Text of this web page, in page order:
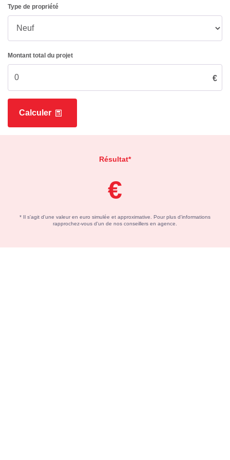
Type de propriété
Montant total du projet
€
Calculer
Résultat*
€
* Il s'agit d'une valeur en euro simulée et approximative. Pour plus d'informations
rapprochez-vous d'un de nos conseillers en agence.